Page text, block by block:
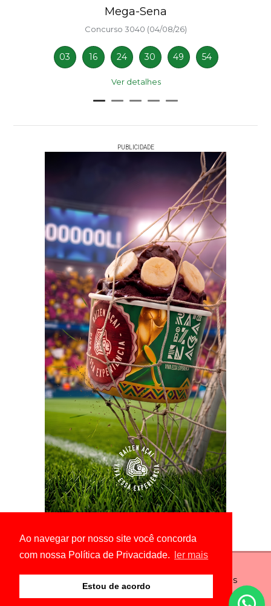
Ao navegar por nosso site você concorda
com nossa Política de Privacidade.
ler mais
Estou de acordo
Mega-Sena
Concurso 3040 (04/08/26)
03 16 24 30 49 54
Ver detalhes
PUBLICIDADE
© Copyright 2026 - É Notícias - Todos os direitos
reservados